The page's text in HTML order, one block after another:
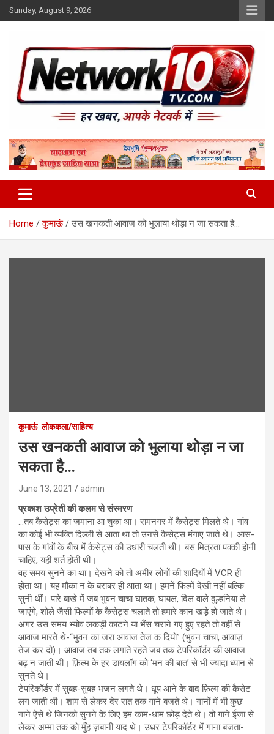
Skip
to
Sunday, August 9, 2026
Network10tv
Home कुमाऊं उस खनकती आवाज को भुलाया थोड़ा न जा सकता है…
कुमाऊं लोककला/साहित्य
उस खनकती आवाज को भुलाया थोड़ा न जा
सकता है…
June 13, 2021 admin
प्रकाश उप्रेती की कलम से संस्मरण
…तब कैसेट्स का ज़माना आ चुका था। रामनगर में कैसेट्स मिलते थे। गांव
का कोई भी व्यक्ति दिल्ली से आता था तो उनसे कैसेट्स मंगाए जाते थे। आस-
पास के गांवों के बीच में कैसेट्स की उधारी चलती थी। बस मित्रता पक्की होनी
चाहिए, यही शर्त होती थी।
वह समय सुनने का था। देखने को तो अमीर लोगों की शादियों में VCR ही
होता था। यह मौका न के बराबर ही आता था। हमनें फिल्में देखी नहीं बल्कि
सुनी थीं। पारे बाखे में जब भुवन चाचा घातक, घायल, दिल वाले दुल्हनिया ले
जाएंगे, शोले जैसी फिल्मों के कैसेट्स चलाते तो हमारे कान खड़े हो जाते थे।
अगर उस समय भ्योव लकड़ी काटने या भैंस चराने गए हुए रहते तो वहीं से
आवाज मारते थे-“भुवन का जरा आवाज तेज क दियो” (भुवन चाचा, आवाज़
तेज कर दो)। आवाज तब तक लगाते रहते जब तक टेपरिकॉर्डर की आवाज
बढ़ न जाती थी। फ़िल्म के हर डायलॉग को ‘मन की बात’ से भी ज्यादा ध्यान से
सुनते थे।
टेपरिकॉर्डर में सुबह-सुबह भजन लगते थे। धूप आने के बाद फ़िल्म की कैसेट
लग जाती थी। शाम से लेकर देर रात तक गाने बजते थे। गानों में भी कुछ
गाने ऐसे थे जिनको सुनने के लिए हम काम-धाम छोड़ देते थे। वो गाने ईजा से
लेकर अम्मा तक को मुँह ज़बानी याद थे। उधर टेपरिकॉर्डर में गाना बजता-